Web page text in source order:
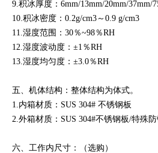
9.积冰厚度：6mm/13mm/20mm/37mm/
10.积冰密度：0.2g/cm3～0.9 g/cm3
11.湿度范围：30％~98％RH
12.湿度波动度：±1％RH
13.湿度均匀度：±3.0％RH
五、机体结构：整体结构为体式。
1.内箱材质：SUS 304# 不锈钢板
2.外箱材质：SUS 304#不锈钢板/特殊
六、工作内尺寸：（选购）